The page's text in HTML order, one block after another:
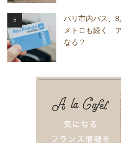
パリ市内バス、
メトロも続く
なる？